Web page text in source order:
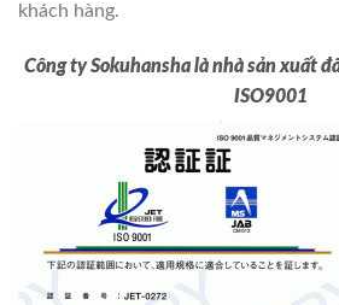
khách hàng.
Công ty Sokuhansha là nhà sản xuất
ISO9001